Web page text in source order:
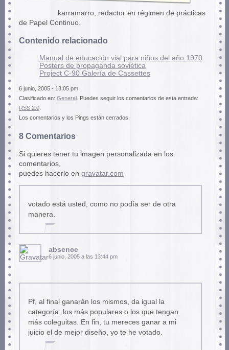
karramarro, redactor en régimen de prácticas
de Papel Continuo.
Contenido relacionado
Manual de educación vial para niños del año 1970
Posters de propaganda soviética
Project C-90 Galería de Cassettes
6 junio, 2005 - 13:05 pm
Clasificado en: General
. Puedes seguir los comentarios de esta entrada:
RSS 2.0.
Los comentarios y los Pings están cerrados.
8 Comentarios
Si quieres tener tu imagen personalizada en los
comentarios,
puedes hacerlo en gravatar.com
votado está usted, como no podía ser de otra
manera.
absence
6 junio, 2005 a las 13:44 pm
Pf, al final ganarán los mismos, da igual la
categoría; los más populares o los que tengan
más coleguitas. En fin, tu mereces ganar a mi
juicio el de mejor diseño, yo te he votado.